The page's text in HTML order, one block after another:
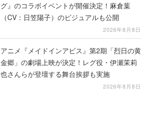
アニメ『メイドインアビス』第2期「烈日の黄
金郷」の劇場上映が決定！レグ役・伊瀬茉莉
也さんらが登壇する舞台挨拶も実施
2026年8月8日